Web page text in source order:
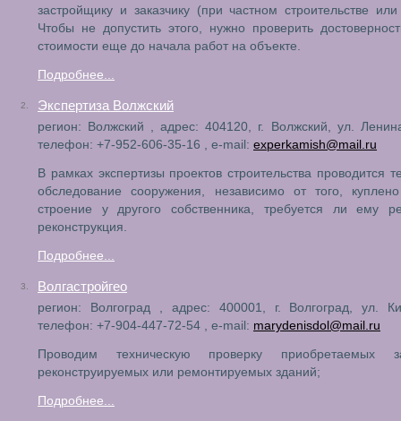
застройщику и заказчику (при частном строительстве
Чтобы не допустить этого, нужно проверить
стоимости еще до начала работ на объекте.
Подробнее...
2. Экспертиза Волжский
регион: Волжский , адрес: 404120, г. Волжский, ул.
телефон: +7-952-606-35-16 , e-mail: experkamish@mail.ru
В рамках экспертизы проектов строительства проводится
обследование сооружения, независимо от того,
строение у другого собственника, требуется ли ему
реконструкция.
Подробнее...
3. Волгастройгео
регион: Волгоград , адрес: 400001, г. Волгоград, ул.
телефон: +7-904-447-72-54 , e-mail: marydenisdol@mail.ru
Проводим техническую проверку приобретаемых
реконструируемых или ремонтируемых зданий;
Подробнее...